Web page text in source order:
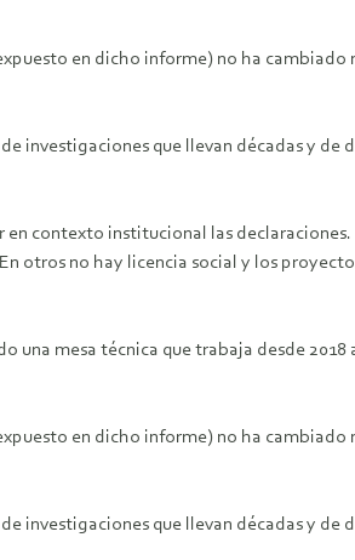
en dicho informe) no ha cambiado
investigaciones que llevan décadas y de
contexto institucional las declaraciones.
otros no hay licencia social y los
una mesa técnica que trabaja desde 2018
en dicho informe) no ha cambiado
investigaciones que llevan décadas y de